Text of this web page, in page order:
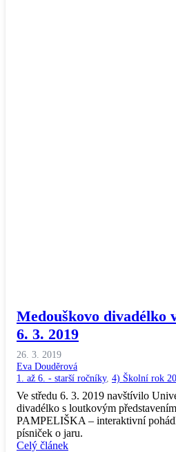
Medouškovo divadélko
6. 3. 2019
26. 3. 2019
Eva Douděrová
1. až 6. - starší ročníky, 4) Školní rok
Ve středu 6. 3. 2019 navštívilo
divadélko s loutkovým
PAMPELIŠKA – interaktivní
písniček o jaru.
Celý článek